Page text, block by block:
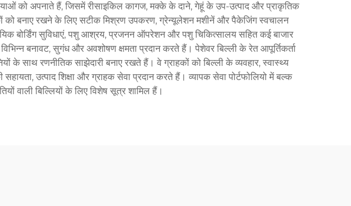
को अपनाते हैं, जिसमें रीसाइकिल कागज, मक्के के दाने, गेहूं के उप-उत्पाद और प्राकृतिक
को बनाए रखने के लिए सटीक मिश्रण उपकरण, ग्रेन्यूलेशन मशीनें और पैकेजिंग स्वचालन
बोर्डिंग सुविधाएं, पशु आश्रय, प्रजनन ऑपरेशन और पशु चिकित्सालय सहित कई बाजार
बनावट, सुगंध और अवशोषण क्षमता प्रदान करते हैं। पेशेवर बिल्ली के रेत आपूर्तिकर्ता
साथ रणनीतिक साझेदारी बनाए रखते हैं। वे ग्राहकों को बिल्ली के व्यवहार, स्वास्थ्य
उत्पाद शिक्षा और ग्राहक सेवा प्रदान करते हैं। व्यापक सेवा पोर्टफोलियो में बल्क
वाली बिल्लियों के लिए विशेष सूत्र शामिल हैं।